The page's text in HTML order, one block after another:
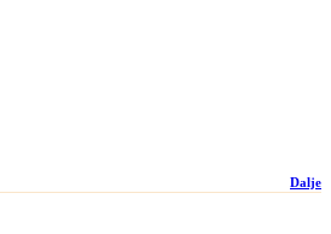
Dalje